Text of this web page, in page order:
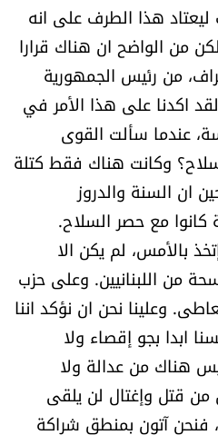
ليعتاد هذا الطرف على انه
من الواضح ان هناك قرارا
من رئيس الجمهورية
اكدنا على هذا الأمر في
عندما سألت القوى
وكانت هناك فقط كتلة
ان السنة والدروز
كانوا مع حصر السلاح.
بالأمس، لم يكن الا
من اللبنانيين. وعلى حزب
وعلينا نحن ان نؤكد اننا
ابدا بجو إقصاء ولا
هناك من عدالة ولا
قتل وإغتال لن يلقى
فنحن آتون بمنطق شراكة